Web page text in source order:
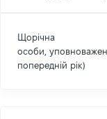
Щорічна
особи,
попередній рік)